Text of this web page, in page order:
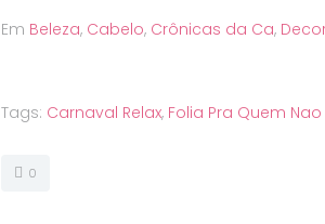
Em Beleza, Cabelo, Crônicas da Ca,
Tags: Carnaval Relax, Folia Pra Quem
0